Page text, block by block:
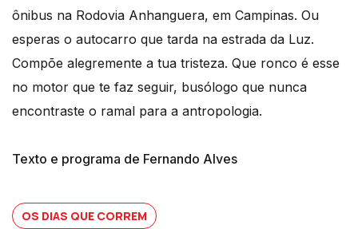
ônibus na Rodovia Anhanguera, em Campinas. Ou
esperas o autocarro que tarda na estrada da Luz.
Compõe alegremente a tua tristeza. Que ronco é esse
no motor que te faz seguir, busólogo que nunca
encontraste o ramal para a antropologia.
Texto e programa de Fernando Alves
OS DIAS QUE CORREM